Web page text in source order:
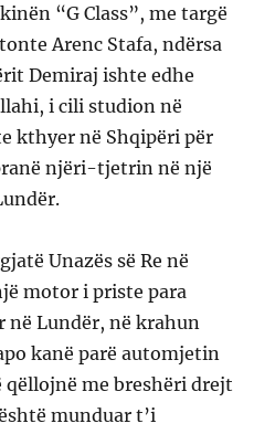
“G Class”, me targë
Arenc Stafa, ndërsa
Demiraj ishte edhe
i cili studion në
kthyer në Shqipëri për
njëri-tjetrin në një
Unazës së Re në
motor i priste para
në Lundër, në krahun
kanë parë automjetin
me breshëri drejt
munduar t’i